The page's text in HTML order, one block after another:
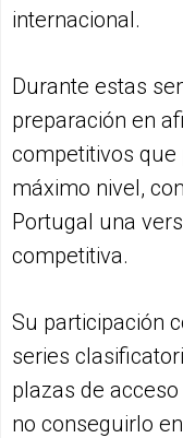
internacional.
Durante estas
preparación en
competitivos
máximo nivel,
Portugal una
competitiva.
Su participación
series
plazas de
no conseguirlo